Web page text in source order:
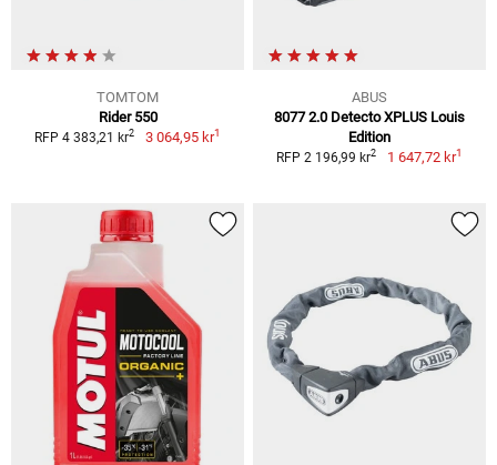
TOMTOM
Rider 550
RFP 4 383,21 kr2 3 064,95 kr1
ABUS
8077 2.0 Detecto XPLUS Louis
Edition
RFP 2 196,99 kr2 1 647,72 kr1